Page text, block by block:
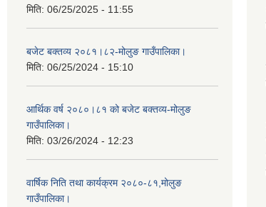
मिति: 06/25/2025 - 11:55
बजेट बक्तव्य २०८१।८२-मोलुङ गाउँपालिका।
मिति: 06/25/2024 - 15:10
आर्थिक वर्ष २०८०।८१ को बजेट बक्तव्य-मोलुङ
गाउँपालिका।
मिति: 03/26/2024 - 12:23
वार्षिक निति तथा कार्यक्रम २०८०-८१,मोलुङ
गाउँपालिका।